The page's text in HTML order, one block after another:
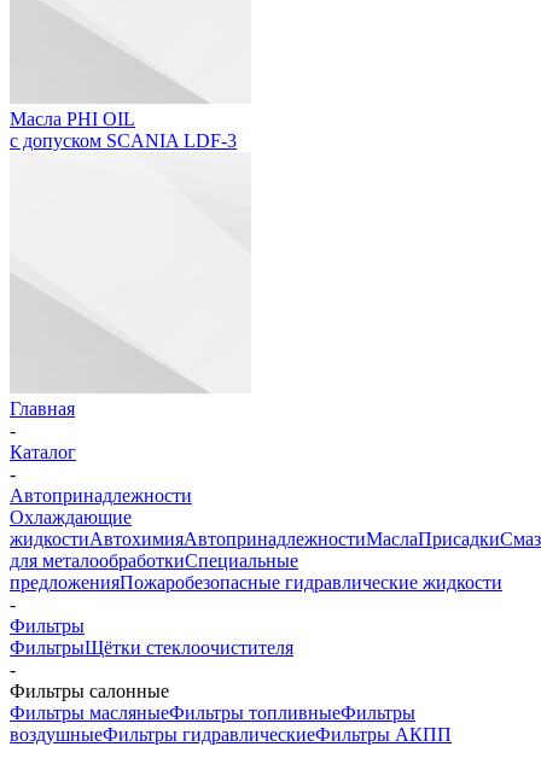
Масла PHI OIL
с допуском SCANIA LDF-3
Главная
-
Каталог
-
Автопринадлежности
Охлаждающие
жидкостиАвтохимияАвтопринадлежностиМаслаПрисадки
для металообработкиСпециальные
предложенияПожаробезопасные гидравлические жидкости
-
Фильтры
ФильтрыЩётки стеклоочистителя
-
Фильтры салонные
Фильтры масляныеФильтры топливныеФильтры
воздушныеФильтры гидравлическиеФильтры АКПП